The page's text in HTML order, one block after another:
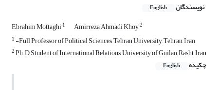
نویسندگان English
Ebrahim Mottaghi1 Amirreza Ahmadi Khoy2
1 -Full Professor of Political Sciences, Tehran University, Tehran, Iran
2Ph.D Student of International Relations, University of Guilan, Rasht, Iran
چکیده
English